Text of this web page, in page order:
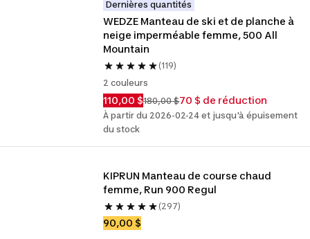
Dernières quantités
WEDZE Manteau de ski et de planche à
neige imperméable femme, 500 All
Mountain
(119)
2 couleurs
110,00 $180,00 $70 $ de réduction
À partir du 2026-02-24 et jusqu'à épuisement
du stock
KIPRUN Manteau de course chaud
femme, Run 900 Regul
(297)
90,00 $